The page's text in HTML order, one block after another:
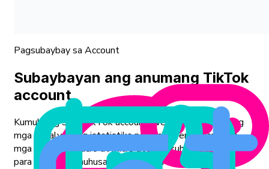
Pagsubaybay sa Account
Subaybayan ang anumang TikTok
account
Kumuha ng 360 TikTok account overview! Tingnan ang
mga detalyadong istatistika ng social performance sa
mga antas ng macro at micro at makakuha ng mga insight
para sa mas mahuhusay na desisyon na batay sa data.